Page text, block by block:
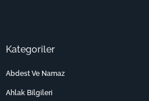
Kategoriler
Abdest Ve Namaz
Ahlak Bilgileri